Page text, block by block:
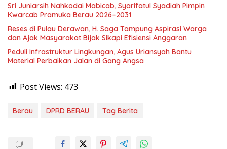
Sri Juniarsih Nahkodai Mabicab, Syarifatul Syadiah Pimpin
Kwarcab Pramuka Berau 2026–2031
Reses di Pulau Derawan, H. Saga Tampung Aspirasi Warga
dan Ajak Masyarakat Bijak Sikapi Efisiensi Anggaran
Peduli Infrastruktur Lingkungan, Agus Uriansyah Bantu
Material Perbaikan Jalan di Gang Angsa
Post Views: 473
Berau DPRD BERAU Tag Berita